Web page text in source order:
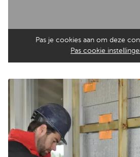
Pas je cookies aan om deze
Pas cookie